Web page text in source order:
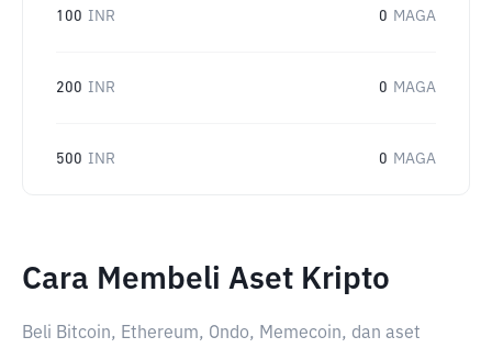
100 INR 0 MAGA
200 INR 0 MAGA
500 INR 0 MAGA
Cara Membeli Aset Kripto
Beli Bitcoin, Ethereum, Ondo, Memecoin, dan aset